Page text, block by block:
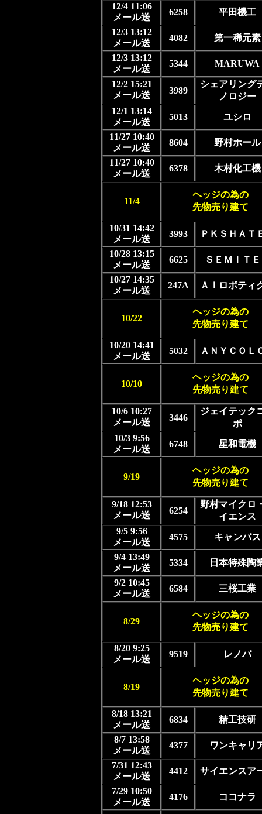
12/4 11:06
メール送
6258
平田機工
12/3 13:12
メール送
4082
第一稀元素
12/3 13:12
メール送
5344 MARUWA
12/2 15:21
メール送
3989
シェアリング
ノロジー
12/1 13:14
メール送
5013
ユシロ
11/27 10:40
メール送
8604
野村ホール
11/27 10:40
メール送
6378 木村化工機
11/4
ヘッジの為の
先物売り建て
10/31 14:42
メール送
3993
ＰＫＳＨＡＴ
10/28 13:15
メール送
6625
ＳＥＭＩＴ
10/27 14:35
メール送
247A ＡＩロボティ
10/22
ヘッジの為の
先物売り建て
10/20 14:41
メール送
5032 ＡＮＹＣＯＬ
10/10
ヘッジの為の
先物売り建て
10/6 10:27
メール送
3446
ジェイテック
ポ
10/3 9:56
メール送
6748 星和電機
9/19
ヘッジの為の
先物売り建て
9/18 12:53
メール送
6254
野村マイクロ
イエンス
9/5 9:56
メール送
4575
キャンバス
9/4 13:49
メール送
5334
日本特殊陶
9/2 10:45
メール送
6584 三桜工業
8/29
ヘッジの為の
先物売り建て
8/20 9:25
メール送
9519 レノバ
8/19
ヘッジの為の
先物売り建て
8/18 13:21
メール送
6834
精工技研
8/7 13:58
メール送
4377
ワンキャリ
7/31 12:43
メール送
4412
サイエンスア
7/29 10:50
メール送
4176 ココナラ